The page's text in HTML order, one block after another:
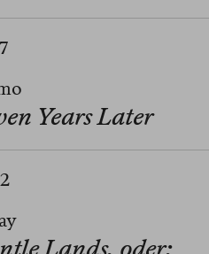
Years Later
Lands, oder: